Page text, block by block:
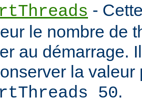
-
le nombre de
au démarrage.
la valeur
50.